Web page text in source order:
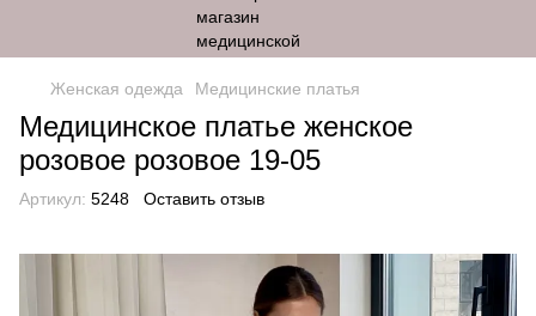
Женская одежда Медицинские платья
Медицинское платье женское
розовое розовое 19-05
Артикул: 5248 Оставить отзыв